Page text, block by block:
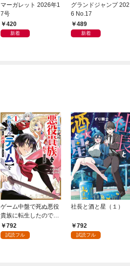
マーガレット 2026年1
7号
420
新着
グランドジャンプ 202
6 No.17
489
新着
ゲーム中盤で死ぬ悪役
貴族に転生したので、
外れスキル【テイム】
を駆使して最強を目指
792
試読フル
社長と酒と星（１）
792
試読フル